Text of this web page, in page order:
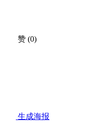
赞 (0)
生成海报